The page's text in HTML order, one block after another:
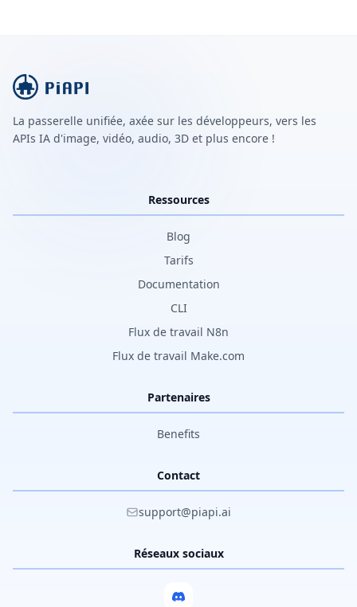
La passerelle unifiée, axée sur les développeurs, vers les
APIs IA d'image, vidéo, audio, 3D et plus encore !
Ressources
Blog
Tarifs
Documentation
CLI
Flux de travail N8n
Flux de travail Make.com
Partenaires
Benefits
Contact
support@piapi.ai
Réseaux sociaux